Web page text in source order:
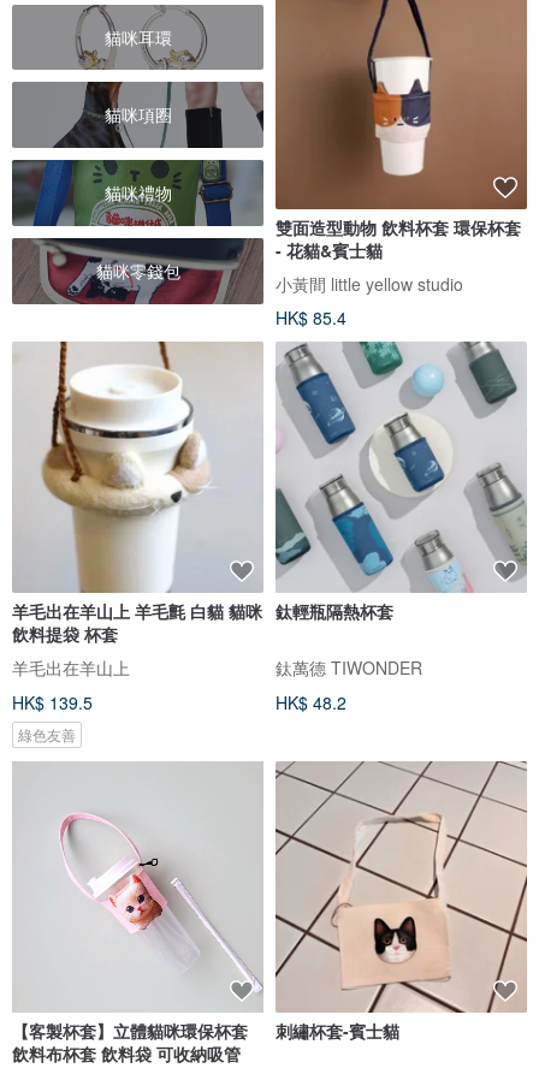
貓咪耳環
貓咪項圈
貓咪禮物
貓咪零錢包
雙面造型動物 飲料杯套 環保杯套
- 花貓&賓士貓
小黃間 little yellow studio
HK$ 85.4
羊毛出在羊山上 羊毛氈 白貓 貓咪
飲料提袋 杯套
羊毛出在羊山上
HK$ 139.5
綠色友善
鈦輕瓶隔熱杯套
鈦萬德 TIWONDER
HK$ 48.2
【客製杯套】立體貓咪環保杯套
飲料布杯套 飲料袋 可收納吸管
刺繡杯套-賓士貓